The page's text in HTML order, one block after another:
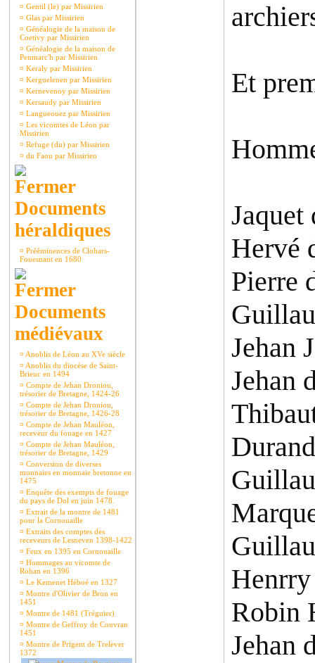
¤ Gentil (le) par Missirien
¤ Glas par Missirien
¤ Généalogie de la maison de
Coetivy par Missirien
¤ Généalogie de la maison de
Penmarc'h par Missirien
¤ Keraly par Missirien
¤ Kerguelenen par Missirien
¤ Kernevenoy par Missirien
¤ Kersaudy par Missirien
¤ Langueouez par Missirien
¤ Les vicomtes de Léon par
Missirien
¤ Refuge (du) par Missirien
¤ du Faou par Missirien
Documents
héraldiques
¤ Prééminences de Clohars-
Fouesnant en 1680
Documents
médiévaux
¤ Anoblis de Léon au XVe siècle
¤ Anoblis du diocèse de Saint-
Brieuc en 1494
¤ Compte de Jehan Droniou,
trésorier de Bretagne, 1424-26
¤ Compte de Jehan Droniou,
trésorier de Bretagne, 1426-28
¤ Compte de Jehan Mauléon,
receveur du fouage en 1427
¤ Compte de Jehan Mauléon,
trésorier de Bretagne, 1429
¤ Conversion de diverses
monnaies en monnaie bretonne en
1475
¤ Enquête des exempts de fouage
du pays de Dol en juin 1478.
¤ Extrait de la montre de 1481
pour la Cornouaille
¤ Extraits des comptes des
receveurs de Lesneven 1398-1422
¤ Feux en 1395 en Cornouaille
¤ Hommages au vicomte de
Rohan en 1396
¤ Le Kemenet Héboé en 1327
¤ Montre d'Olivier de Bron en
1451
¤ Montre de 1481 (Tréguier)
¤ Montre de Geffroy de Couvran
1451
¤ Montre de Prigent de Trelever
1372
Et
Jaquet
Hervé
Pierre
Jehan
Jehan
Robin
Jehan